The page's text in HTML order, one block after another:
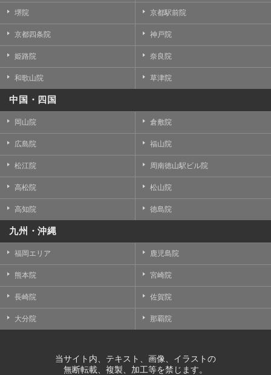
堺院 京都駅前院
京都四条院 神戸院
姫路院 奈良院
和歌山院 草津院
中国・四国
岡山院 倉敷院
広島院 福山院
松江院 周南徳山駅ビル院
高松院 松山院
高知院 徳島院
九州・沖縄
福岡エリア 鹿児島院
熊本院 宮崎院
長崎院 佐賀院
大分院 那覇院
当サイト内、テキスト、画像、イラストの
無断転載、複製、加工等を禁じます。